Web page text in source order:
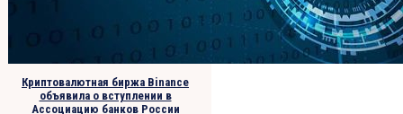
Криптовалютная биржа Binance
объявила о вступлении в
Ассоциацию банков России